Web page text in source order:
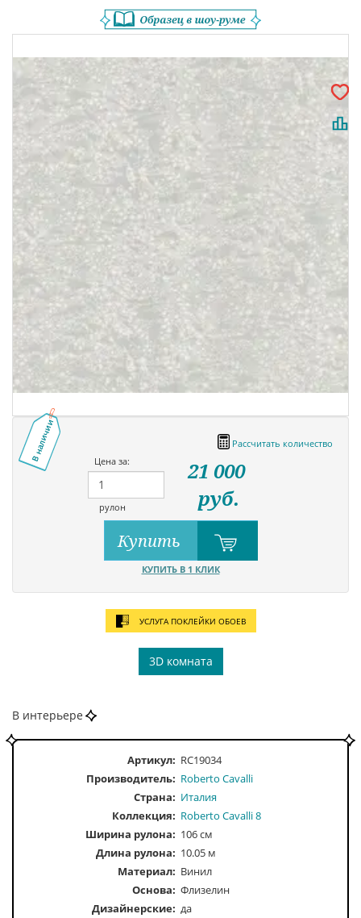
В наличии
Рассчитать количество
Цена за:
рулон
21 000
руб.
Купить
КУПИТЬ В 1 КЛИК
УСЛУГА ПОКЛЕЙКИ ОБОЕВ
3D комната
В интерьере
Артикул: RC19034
Производитель: Roberto Cavalli
Страна: Италия
Коллекция: Roberto Cavalli 8
Ширина рулона: 106 см
Длина рулона: 10.05 м
Материал: Винил
Основа: Флизелин
Дизайнерские: да